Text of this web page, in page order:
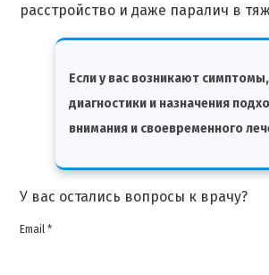
расстройство и даже паралич в
Если у вас возникают
диагностики и назначения
внимания и своевременного
У вас остались вопросы к врачу?
Email *